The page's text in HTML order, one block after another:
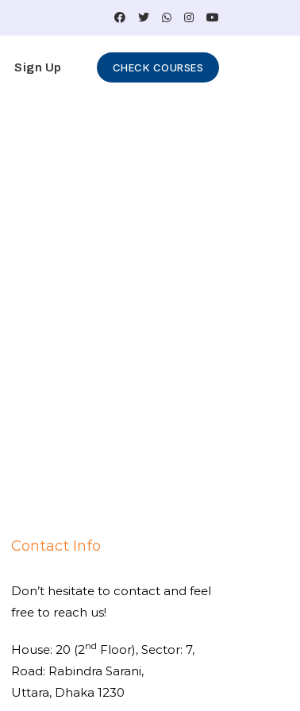
Sign Up CHECK COURSES
Contact Info
Don’t hesitate to contact and feel
free to reach us!
House: 20 (2nd Floor), Sector: 7,
Road: Rabindra Sarani,
Uttara, Dhaka 1230